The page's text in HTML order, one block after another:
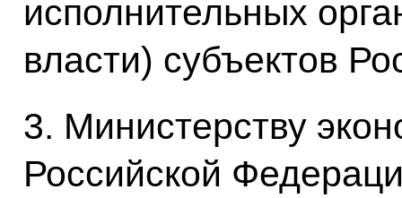
исполнительных
власти) субъектов
3. Министерству
Российской